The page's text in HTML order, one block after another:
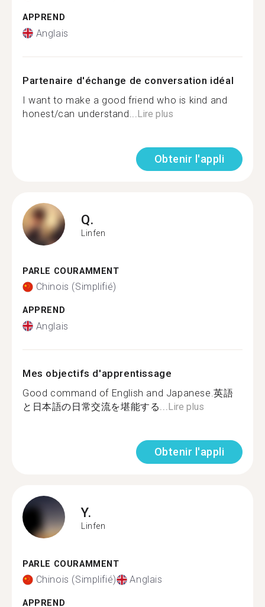
APPREND
Anglais
Partenaire d'échange de conversation idéal
I want to make a good friend who is kind and
honest/can understand... Lire plus
Obtenir l'appli
Q.
Linfen
PARLE COURAMMENT
Chinois (Simplifié)
APPREND
Anglais
Mes objectifs d'apprentissage
Good command of English and Japanese.英語
と日本語の日常交流を堪能する... Lire plus
Obtenir l'appli
Y.
Linfen
PARLE COURAMMENT
Chinois (Simplifié) Anglais
APPREND